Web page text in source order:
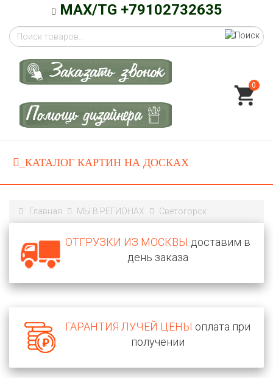
MAX/TG +79102732635
0
Главная МЫ В РЕГИОНАХ Светогорск
ОТГРУЗКИ ИЗ МОСКВЫ доставим в
день заказа
ГАРАНТИЯ ЛУЧЕЙ ЦЕНЫ оплата при
получении